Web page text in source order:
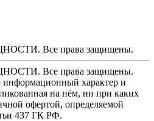
Все права защищены.
Все права защищены.
информационный характер и
на нём, ни при каких
офертой, определяемой
437 ГК РФ.